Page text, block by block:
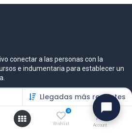
Llegadas más recientes
0
Wishlist Account
conectar a las personas con la
e indumentaria para establecer un